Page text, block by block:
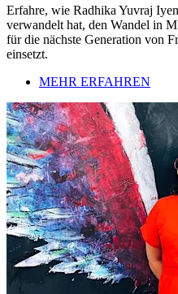
Erfahre, wie Radhika Yuvraj
verwandelt hat, den Wandel in
für die nächste Generation von
einsetzt.
MEHR ERFAHREN